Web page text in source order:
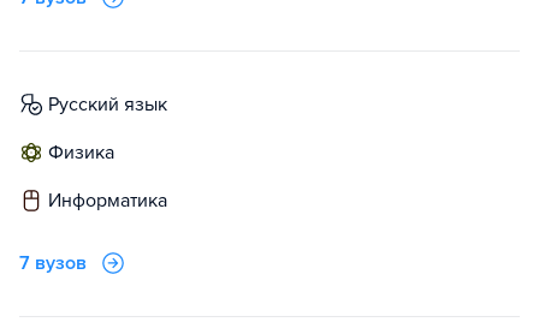
русский язык
физика
информатика
7 вузов